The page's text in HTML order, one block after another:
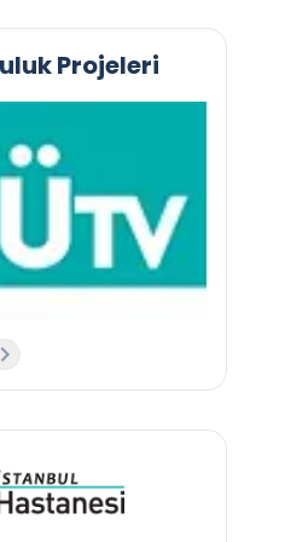
Projeleri